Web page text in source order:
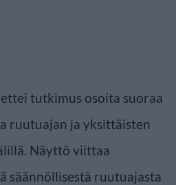
tutkimus osoita suoraa
ruutuajan ja yksittäisten
Näyttö viittaa
säännöllisestä ruutuajasta